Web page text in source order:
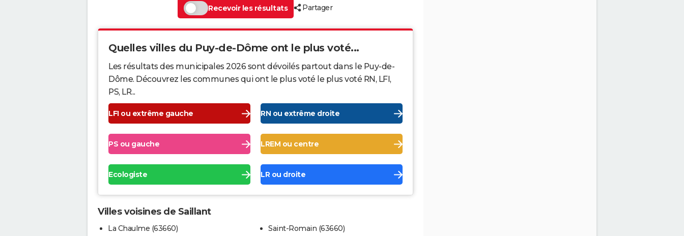
Recevoir les résultats
Partager
Quelles villes du Puy-de-Dôme ont le plus voté...
Les résultats des municipales 2026 sont dévoilés partout dans le Puy-de-
Dôme. Découvrez les communes qui ont le plus voté le plus voté RN, LFI,
PS, LR...
LFI ou extrême gauche RN ou extrême droite
PS ou gauche LREM ou centre
Ecologiste LR ou droite
Villes voisines de Saillant
La Chaulme (63660)
Saint-Romain (63660)